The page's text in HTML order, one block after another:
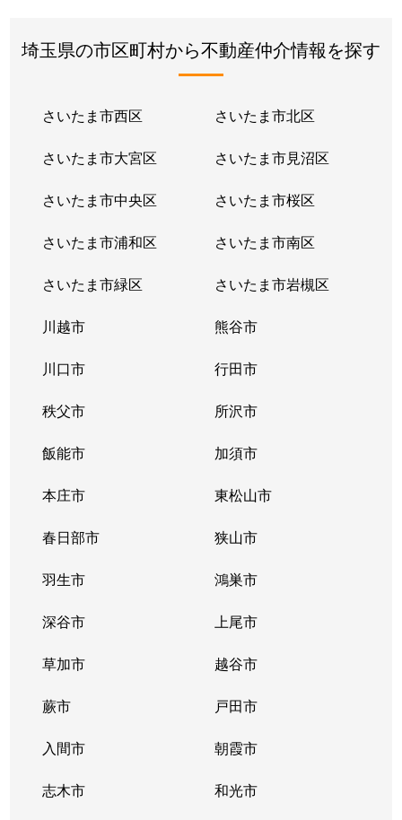
埼玉県の市区町村から不動産仲介情報を探す
さいたま市西区 さいたま市北区
さいたま市大宮区 さいたま市見沼区
さいたま市中央区 さいたま市桜区
さいたま市浦和区 さいたま市南区
さいたま市緑区 さいたま市岩槻区
川越市 熊谷市
川口市 行田市
秩父市 所沢市
飯能市 加須市
本庄市 東松山市
春日部市 狭山市
羽生市 鴻巣市
深谷市 上尾市
草加市 越谷市
蕨市 戸田市
入間市 朝霞市
志木市 和光市